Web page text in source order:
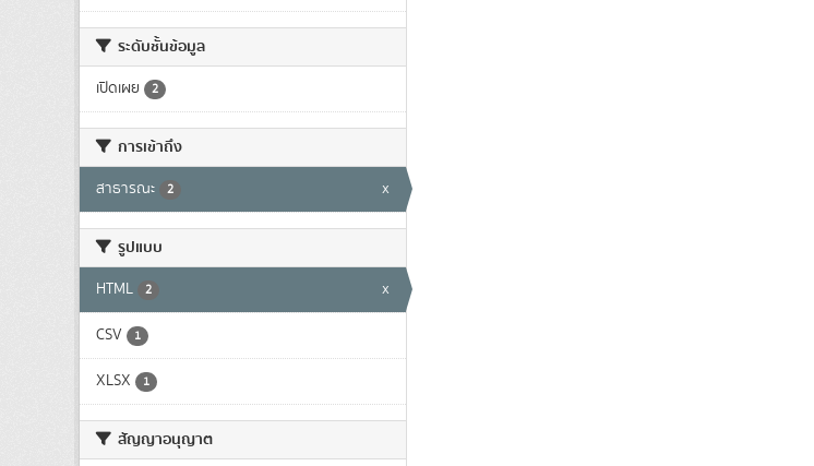
ระดับชั้นข้อมูล
เปิดเผย 2
การเข้าถึง
สาธารณะ 2 x
รูปแบบ
HTML 2 x
CSV 1
XLSX 1
สัญญาอนุญาต